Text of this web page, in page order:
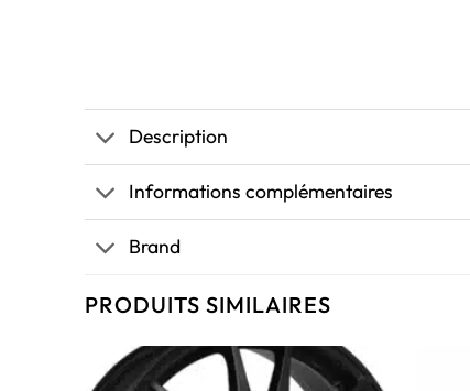
Description
Informations complémentaires
Brand
PRODUITS SIMILAIRES